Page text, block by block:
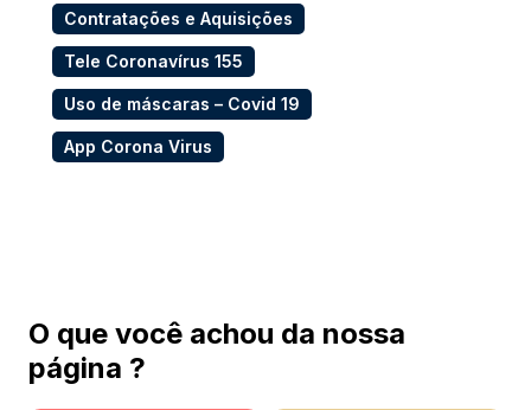
Contratações e Aquisições
Tele Coronavírus 155
Uso de máscaras – Covid 19
App Corona Virus
O que você achou da nossa
página ?